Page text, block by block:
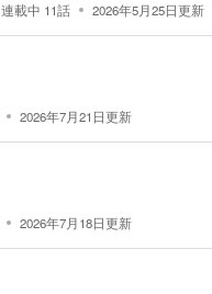
連載中 11話 2026年5月25日更新
2026年7月21日更新
2026年7月18日更新